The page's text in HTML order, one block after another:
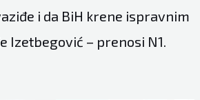
i da BiH krene ispravnim
Izetbegović – prenosi N1.